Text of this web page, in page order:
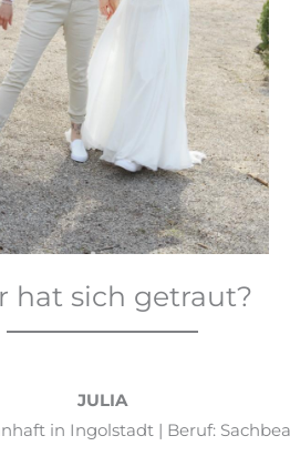
hat sich getraut?
JULIA
in Ingolstadt | Beruf: